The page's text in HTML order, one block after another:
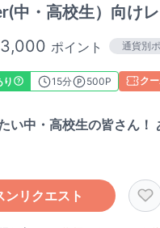
中・高校生）向け
ポイント 通貨別
り 15分 500P ク
い中・高校生の皆さん！
ンリクエスト